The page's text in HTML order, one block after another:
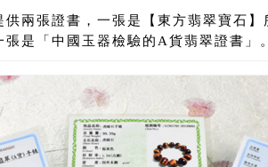
供兩張證書，一張是【東方翡翠寶石
張是「中國玉器檢驗的A貨翡翠證書」